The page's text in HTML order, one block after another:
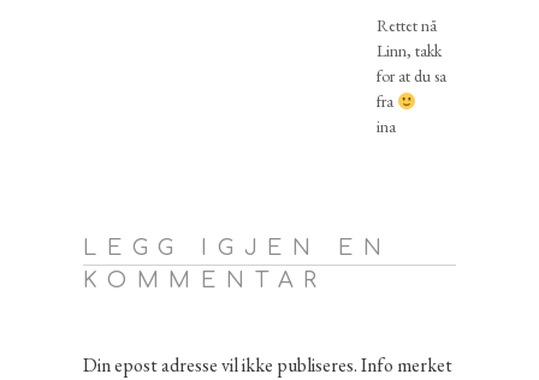
Rettet nå
Linn, takk
for at du sa
fra
ina
LEGG IGJEN EN
KOMMENTAR
Din epost adresse vil ikke publiseres. Info merket